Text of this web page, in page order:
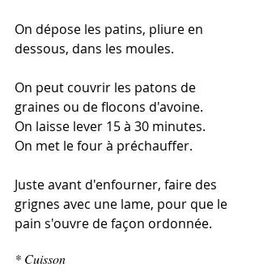
On dépose les patins, pliure en
dessous, dans les moules.
On peut couvrir les patons de
graines ou de flocons d'avoine.
On laisse lever 15 à 30 minutes.
On met le four à préchauffer.
Juste avant d'enfourner, faire des
grignes avec une lame, pour que le
pain s'ouvre de façon ordonnée.
* Cuisson